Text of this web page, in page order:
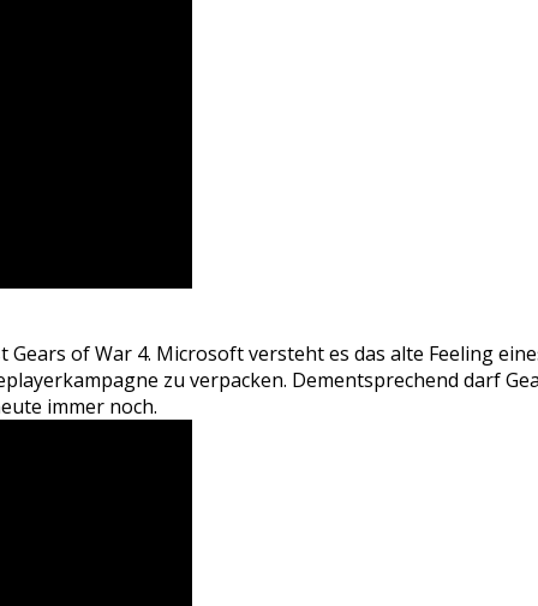
of War 4. Microsoft versteht es das alte Feeling
zu verpacken. Dementsprechend darf
immer noch.